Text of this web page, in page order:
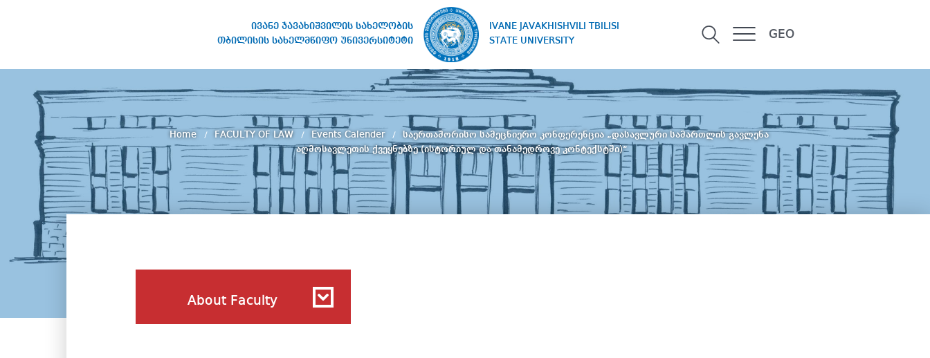
ივანე ჯავახიშვილის სახელობის
თბილისის სახელმწიფო უნივერსიტეტი
IVANE JAVAKHISHVILI TBILISI
STATE UNIVERSITY
GEO
STATE UNIVERSITY
Home FACULTY OF LAW Events Calender
საერთაშორისო სამეცნიერო კონფერენცია „დასავლური სამართლის გავლენა
აღმოსავლეთის ქვეყნებზე (ისტორიულ და თანამედროვე კონტექსტში)“
About Faculty